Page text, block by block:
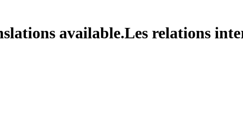
available.Les relations